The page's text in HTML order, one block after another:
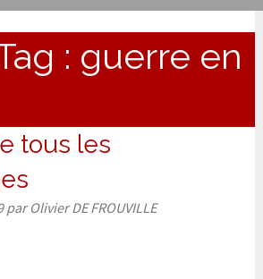
: guerre en
tous les
par Olivier DE FROUVILLE